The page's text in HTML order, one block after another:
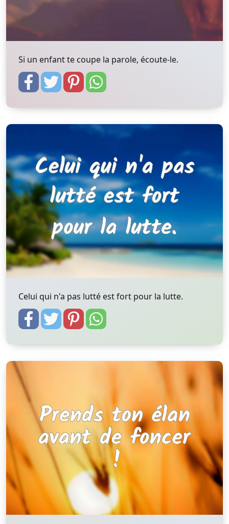
Si un enfant te coupe la parole, écoute-le.
Celui qui n'a pas lutté est fort pour la lutte.